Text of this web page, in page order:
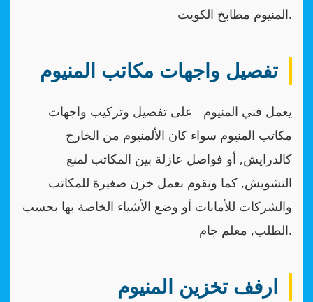
المنيوم مطابخ الكويت.
تفصيل واجهات مكاتب المنيوم
يعمل فني المنيوم على تفصيل وتركيب واجهات
مكاتب المنيوم سواء كان الألمنيوم من الخارج
كالدرايش, أو فواصل عازلة بين المكاتب لمنع
التشويش, كما ونقوم بعمل خزن صغيرة للمكاتب
والشركات للأمانات أو وضع الأشياء الخاصة بها بحسب
الطلب, معلم جام.
ارفف تخزين المنيوم